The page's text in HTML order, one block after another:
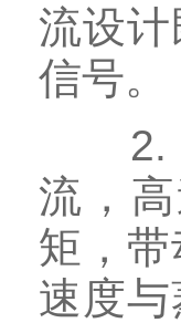
流设
信号。
2. 动
流，
矩，
速度